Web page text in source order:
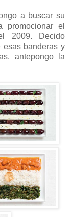
a buscar su
promocionar el
2009. Decido
esas banderas y
antepongo la